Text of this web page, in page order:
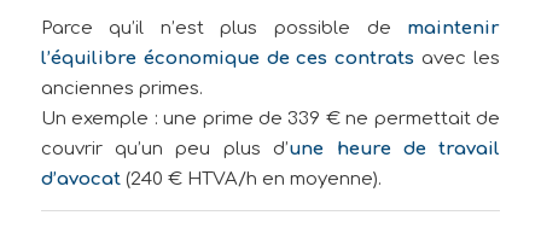
Parce qu’il n’est plus possible de maintenir
l’équilibre économique de ces contrats avec les
anciennes primes.
Un exemple : une prime de 339 € ne permettait de
couvrir qu’un peu plus d’une heure de travail
d’avocat(240 € HTVA/h en moyenne).